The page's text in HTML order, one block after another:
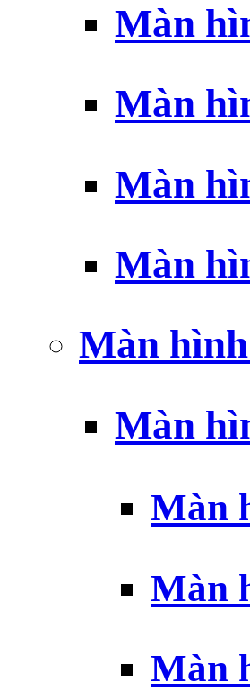
Màn
Màn
Màn
Màn
Màn
Màn
Màn
Màn
Màn